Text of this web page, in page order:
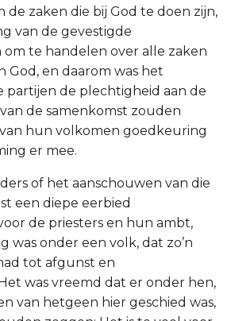
de zaken die bij God te doen zijn,
van de gevestigde
om te handelen over alle zaken
God, en daarom was het
partijen de plechtigheid aan de
de samenkomst zouden
hun volkomen goedkeuring
er mee.
of het aanschouwen van die
een diepe eerbied
de priesters en hun ambt,
was onder een volk, dat zo’n
tot afgunst en
was vreemd dat er onder hen,
van hetgeen hier geschied was,